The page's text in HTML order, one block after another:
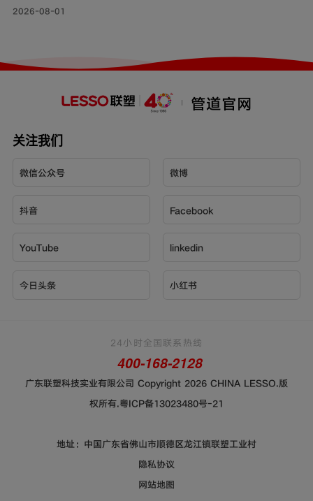
管网改造工程持续落地，老旧管线迭代升级，联塑给水用
系统的坚实保障。
2026-08-01
管道官网
关注我们
微信公众号 微博
抖音 Facebook
YouTube linkedin
今日头条 小红书
广东联塑科技实业有限公司 Copyright 2026 CHINA LESSO.版
权所有.粤ICP备13023480号-21
地址：中国广东省佛山市顺德区龙江镇联塑工业村
隐私协议
网站地图
24小时全国联系热线
400-168-2128